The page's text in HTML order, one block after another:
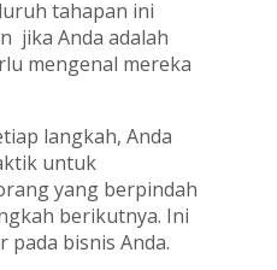
tahapan ini
jika Anda adalah
mengenal mereka
langkah, Anda
untuk
yang berpindah
berikutnya. Ini
pada bisnis Anda.